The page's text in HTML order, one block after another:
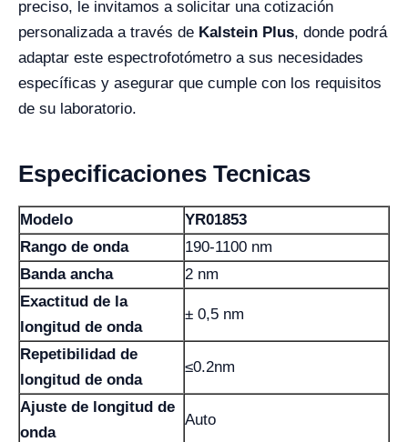
preciso, le invitamos a solicitar una cotización
personalizada a través de Kalstein Plus, donde podrá
adaptar este espectrofotómetro a sus necesidades
específicas y asegurar que cumple con los requisitos
de su laboratorio.
Especificaciones Tecnicas
Modelo
YR01853
Rango de onda
190-1100 nm
Banda ancha
2 nm
Exactitud de la
longitud de onda
± 0,5 nm
Repetibilidad de
longitud de onda
≤0.2nm
Ajuste de longitud de
onda
Auto